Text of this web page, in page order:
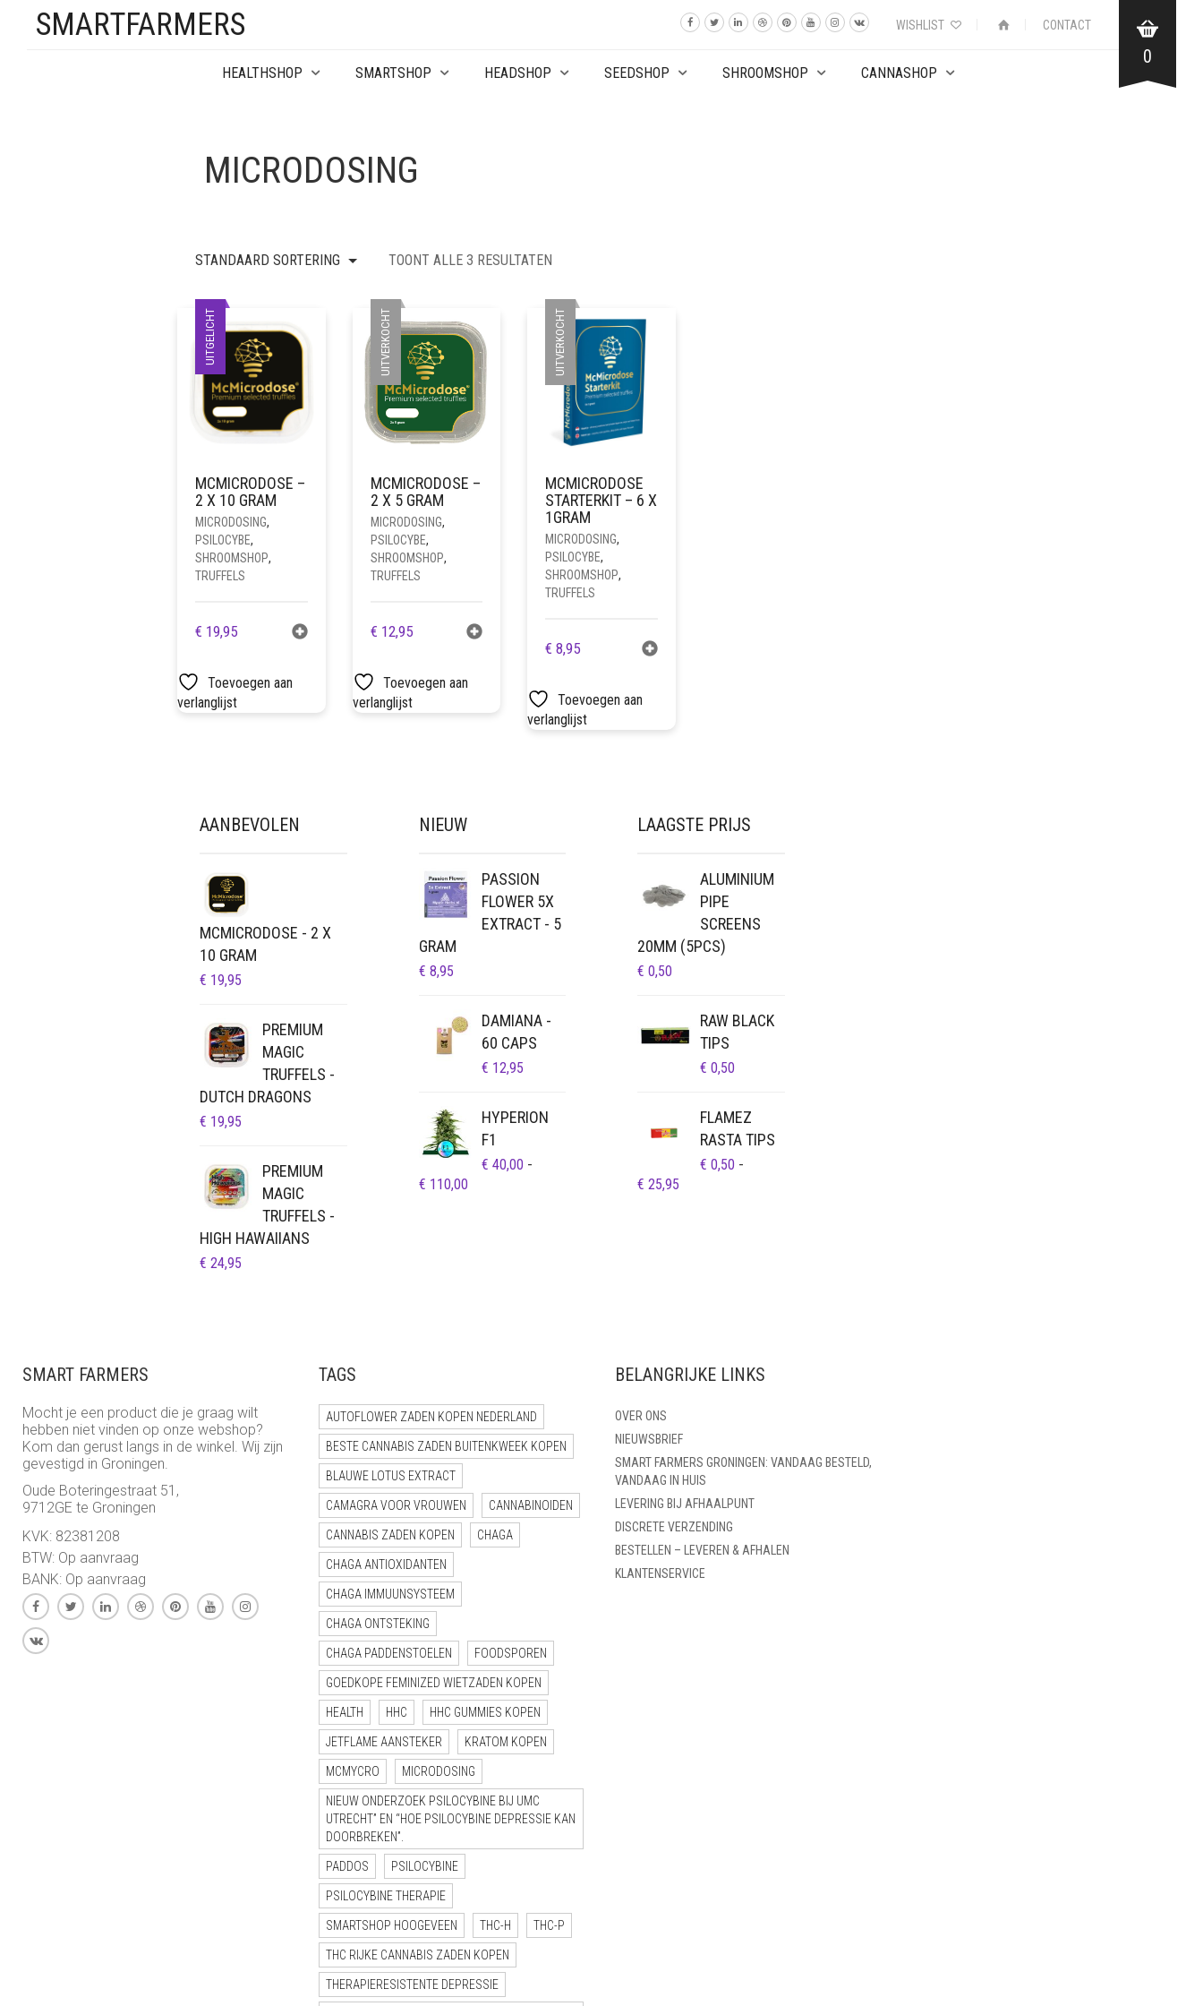
SMARTFARMERS WISHLIST CONTACT
0
HEALTHSHOP SMARTSHOP HEADSHOP SEEDSHOP SHROOMSHOP CANNASHOP
MICRODOSING
STANDAARD SORTERING TOONT ALLE 3 RESULTATEN
UITGELICHT
MCMICRODOSE –
2 X 10 GRAM
MICRODOSING,
PSILOCYBE,
SHROOMSHOP,
TRUFFELS
€ 19,95
Toevoegen aan
verlanglijst
UITVERKOCHT
MCMICRODOSE –
2 X 5 GRAM
MICRODOSING,
PSILOCYBE,
SHROOMSHOP,
TRUFFELS
€ 12,95
Toevoegen aan
verlanglijst
UITVERKOCHT
MCMICRODOSE
STARTERKIT – 6 X
1GRAM
MICRODOSING,
PSILOCYBE,
SHROOMSHOP,
TRUFFELS
€ 8,95
Toevoegen aan
verlanglijst
AANBEVOLEN
MCMICRODOSE - 2 X
10 GRAM
€ 19,95
PREMIUM
MAGIC
TRUFFELS -
DUTCH DRAGONS
€ 19,95
PREMIUM
MAGIC
TRUFFELS -
HIGH HAWAIIANS
€ 24,95
NIEUW
PASSION
FLOWER 5X
EXTRACT - 5
GRAM
€ 8,95
DAMIANA -
60 CAPS
€ 12,95
HYPERION
F1
€ 40,00 -
€ 110,00PRIJSKLASSE:
LAAGSTE PRIJS
ALUMINIUM
PIPE
SCREENS
20MM (5PCS)
€ 0,50
RAW BLACK
TIPS
€ 0,50
FLAMEZ
RASTA TIPS
€ 0,50 -
€ 25,95
SMART FARMERS
Mocht je een product die je graag wilt
hebben niet vinden op onze webshop?
Kom dan gerust langs in de winkel. Wij zijn
gevestigd in Groningen.
Oude Boteringestraat 51,
9712GE te Groningen
KVK: 82381208
BTW: Op aanvraag
BANK: Op aanvraag
TAGS
AUTOFLOWER ZADEN KOPEN NEDERLAND
BESTE CANNABIS ZADEN BUITENKWEEK KOPEN
BLAUWE LOTUS EXTRACT
CAMAGRA VOOR VROUWEN CANNABINOIDEN
CANNABIS ZADEN KOPEN CHAGA
CHAGA ANTIOXIDANTEN
CHAGA IMMUUNSYSTEEM
CHAGA ONTSTEKING
CHAGA PADDENSTOELEN FOODSPOREN
GOEDKOPE FEMINIZED WIETZADEN KOPEN
HEALTH HHC HHC GUMMIES KOPEN
JETFLAME AANSTEKER KRATOM KOPEN
MCMYCRO MICRODOSING
NIEUW ONDERZOEK PSILOCYBINE BIJ UMC
UTRECHT” EN “HOE PSILOCYBINE DEPRESSIE KAN
DOORBREKEN”.
PADDOS PSILOCYBINE
PSILOCYBINE THERAPIE
SMARTSHOP HOOGEVEEN THC-H THC-P
THC RIJKE CANNABIS ZADEN KOPEN
THERAPIERESISTENTE DEPRESSIE
BELANGRIJKE LINKS
OVER ONS
NIEUWSBRIEF
SMART FARMERS GRONINGEN: VANDAAG BESTELD,
VANDAAG IN HUIS
LEVERING BIJ AFHAALPUNT
DISCRETE VERZENDING
BESTELLEN – LEVEREN & AFHALEN
KLANTENSERVICE